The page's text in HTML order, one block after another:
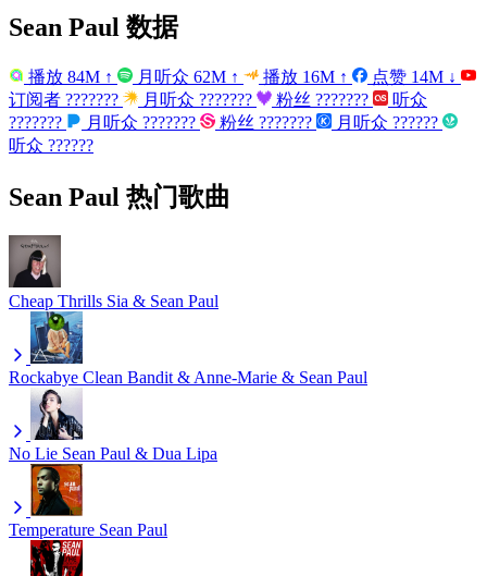
Sean Paul 数据
播放 84M ↑ 月听众 62M ↑ 播放 16M ↑ 点赞 14M ↓
订阅者 ??????? 月听众 ??????? 粉丝 ???????
听众
???????
月听众 ??????? 粉丝 ??????? 月听众 ??????
听众 ??????
Sean Paul 热门歌曲
Cheap Thrills Sia & Sean Paul
Rockabye Clean Bandit & Anne-Marie & Sean Paul
No Lie Sean Paul & Dua Lipa
Temperature Sean Paul